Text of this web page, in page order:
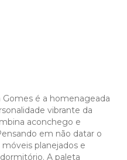
Gomes é a homenageada
vibrante da
aconchego e
em não datar o
planejados e
A paleta